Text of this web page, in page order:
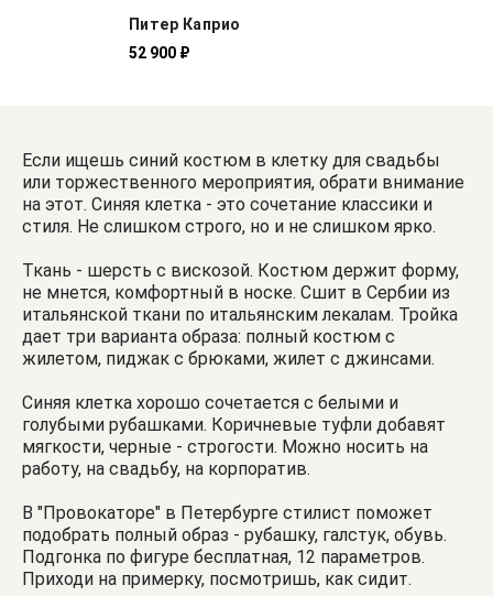
Питер Каприо
52 900 ₽
Если ищешь синий костюм в клетку для свадьбы
или торжественного мероприятия, обрати внимание
на этот. Синяя клетка - это сочетание классики и
стиля. Не слишком строго, но и не слишком ярко.
Ткань - шерсть с вискозой. Костюм держит форму,
не мнется, комфортный в носке. Сшит в Сербии из
итальянской ткани по итальянским лекалам. Тройка
дает три варианта образа: полный костюм с
жилетом, пиджак с брюками, жилет с джинсами.
Синяя клетка хорошо сочетается с белыми и
голубыми рубашками. Коричневые туфли добавят
мягкости, черные - строгости. Можно носить на
работу, на свадьбу, на корпоратив.
В "Провокаторе" в Петербурге стилист поможет
подобрать полный образ - рубашку, галстук, обувь.
Подгонка по фигуре бесплатная, 12 параметров.
Приходи на примерку, посмотришь, как сидит.